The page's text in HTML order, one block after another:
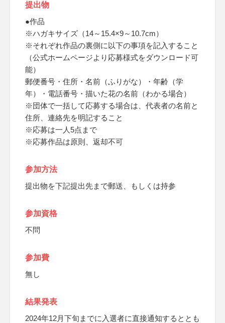
提出物
●作品
※ハガキサイズ（14～15.4×9～10.7cm）
※それぞれ作品の裏側に以下の事項を記入すること
（公式ホームページより応募様式をダウンロード可
能）
郵便番号・住所・名前（ふりがな）・年齢（学
年）・電話番号・描いた花の名前（わかる場合）
※団体で一括して応募する場合は、代表者の名前と
住所、連絡先を明記すること
※応募は一人5点まで
※応募作品は原則、返却不可
参加方法
提出物を下記提出先まで郵送、もしくは持参
参加資格
不問
参加費
無し
結果発表
2024年12月下旬までに入選者に直接通知するととも